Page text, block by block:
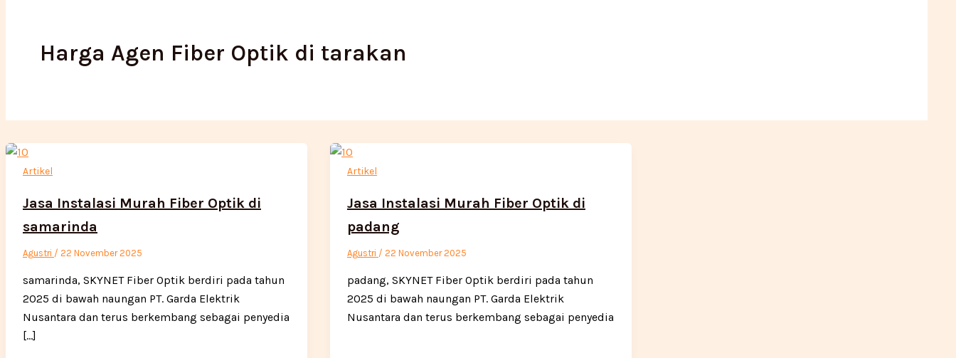
Harga Agen Fiber Optik di tarakan
Artikel
Jasa Instalasi Murah Fiber Optik di
samarinda
Agustri / 22 November 2025
samarinda, SKYNET Fiber Optik berdiri pada tahun
2025 di bawah naungan PT. Garda Elektrik
Nusantara dan terus berkembang sebagai penyedia
[…]
Artikel
Jasa Instalasi Murah Fiber Optik di
padang
Agustri / 22 November 2025
padang, SKYNET Fiber Optik berdiri pada tahun
2025 di bawah naungan PT. Garda Elektrik
Nusantara dan terus berkembang sebagai penyedia